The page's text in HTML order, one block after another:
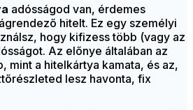
adósságod van, érdemes
hitelt. Ez egy személyi
hogy kifizess több (vagy az
Az előnye általában az
mint a hitelkártya kamata, és az,
lesz havonta, fix